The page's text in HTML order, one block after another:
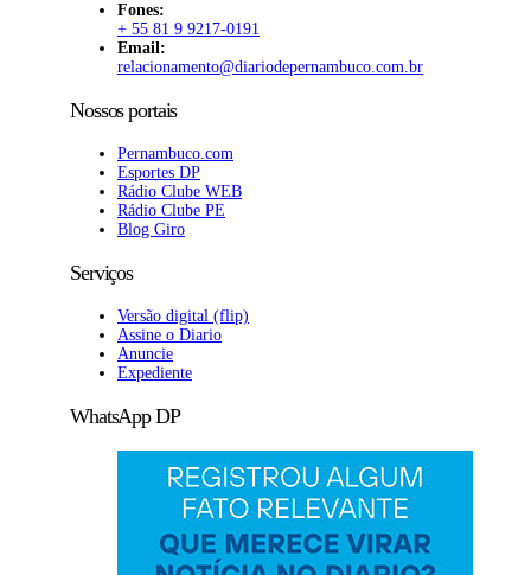
Fones:
+ 55 81 9 9217-0191
Email:
relacionamento@diariodepernambuco.com.br
Nossos portais
Pernambuco.com
Esportes DP
Rádio Clube WEB
Rádio Clube PE
Blog Giro
Serviços
Versão digital (flip)
Assine o Diario
Anuncie
Expediente
WhatsApp DP